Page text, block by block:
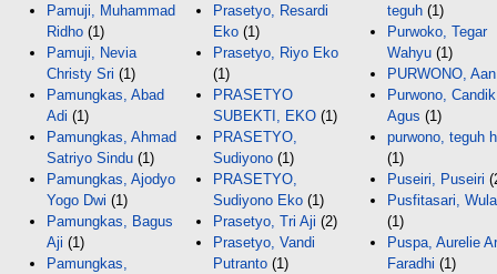
Pamuji, Muhammad
Ridho (1)
Pamuji, Nevia
Christy Sri (1)
Pamungkas, Abad
Adi (1)
Pamungkas, Ahmad
Satriyo Sindu (1)
Pamungkas, Ajodyo
Yogo Dwi (1)
Pamungkas, Bagus
Aji (1)
Pamungkas,
Prasetyo, Resardi
Eko (1)
Prasetyo, Riyo Eko
(1)
PRASETYO
SUBEKTI, EKO (1)
PRASETYO,
Sudiyono (1)
PRASETYO,
Sudiyono Eko (1)
Prasetyo, Tri Aji (2)
Prasetyo, Vandi
Putranto (1)
teguh (1)
Purwoko, Tegar
Wahyu (1)
PURWONO, Aan
Purwono, Candik
Agus (1)
purwono, teguh
(1)
Puseiri, Puseiri
Pusfitasari,
(1)
Puspa, Aurelie
Faradhi (1)